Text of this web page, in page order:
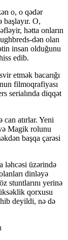
o, o qədər
başlayır. O,
hətta onların
dən olan
insan olduğunu
edib.
etmək bacarığı
filmoqrafiyası
serialında diqqət
atırlar. Yeni
Magik rolunu
başqa çarəsi
ləhcəsi üzərində
dinləyə
stuntlarını yerinə
qorxusu
deyildi, nə də